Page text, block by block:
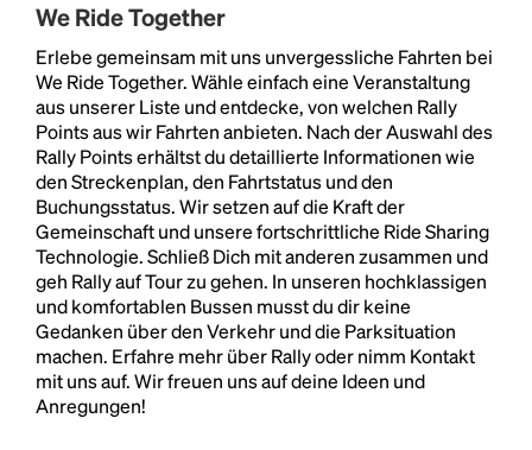
We Ride Together
Erlebe gemeinsam mit uns unvergessliche Fahrten bei
We Ride Together. Wähle einfach eine Veranstaltung
aus unserer Liste und entdecke, von welchen Rally
Points aus wir Fahrten anbieten. Nach der Auswahl des
Rally Points erhältst du detaillierte Informationen wie
den Streckenplan, den Fahrtstatus und den
Buchungsstatus. Wir setzen auf die Kraft der
Gemeinschaft und unsere fortschrittliche Ride Sharing
Technologie. Schließ Dich mit anderen zusammen und
geh Rally auf Tour zu gehen. In unseren hochklassigen
und komfortablen Bussen musst du dir keine
Gedanken über den Verkehr und die Parksituation
machen. Erfahre mehr über Rally oder nimm Kontakt
mit uns auf. Wir freuen uns auf deine Ideen und
Anregungen!
Headline
Lorem Ipsum is simply dummy text of the printing
and typesetting industry.Lorem Ipsum has been the
industry's standarddummy text ever since the
1500s, when an unknown printer took a galley of
type and scrambled it to make a type specimen
book. It has survived not only five centuries, but also
the leap into electronic typesetting, remaining
essentially unchanged.